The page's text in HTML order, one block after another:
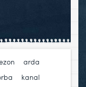
arda
kanal